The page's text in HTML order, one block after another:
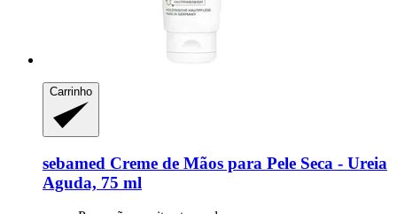
Carrinho
sebamed Creme de Mãos para Pele Seca -​ Ureia
Aguda, 75 ml